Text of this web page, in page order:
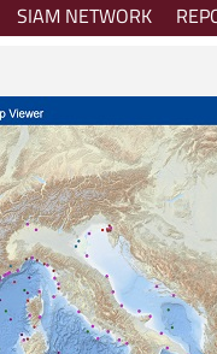
SIAM NETWORK